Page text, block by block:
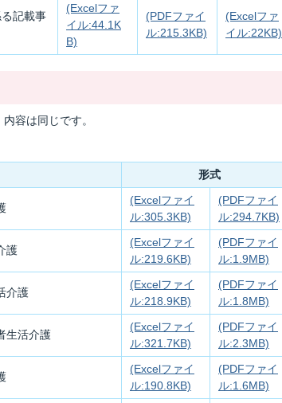
記載事
(Excelファ
イル:44.1K
B)
(PDFファイ
ル:215.3KB)
(Excelファ
イル:22KB)
容は同じです。
形式
(Excelファイ
ル:305.3KB)
(PDFファイ
ル:294.7KB)
護
(Excelファイ
ル:219.6KB)
(PDFファイ
ル:1.9MB)
介護
(Excelファイ
ル:218.9KB)
(PDFファイ
ル:1.8MB)
生活介護
(Excelファイ
ル:321.7KB)
(PDFファイ
ル:2.3MB)
(Excelファイ
ル:190.8KB)
(PDFファイ
ル:1.6MB)